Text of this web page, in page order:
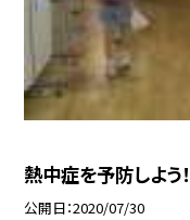
熱中症を予防しよう！
公開日 2020/07/30